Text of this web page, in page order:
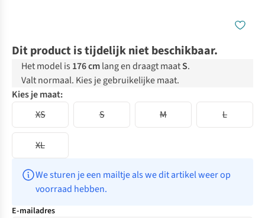
Dit product is tijdelijk niet beschikbaar.
Het model is 176 cmlang en draagt maatS.
Valt normaal. Kies je gebruikelijke maat.
Kies je maat:
XS
S M L
XL
We sturen je een mailtje als we dit artikel weer op
voorraad hebben.
E-mailadres